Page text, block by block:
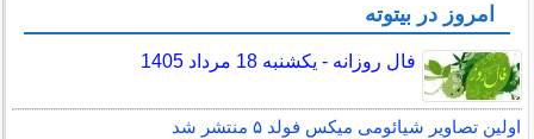
امروز در بیتوته
فال روزانه - یکشنبه 18 مرداد 1405
اولین تصاویر شیائومی میکس فولد ۵ منتشر شد